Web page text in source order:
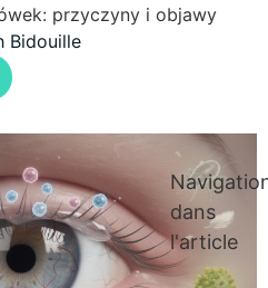
przyczyny i objawy
Bidouille
dans
l'article